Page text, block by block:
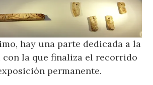
hay una parte dedicada a la
con la que finaliza el recorrido
permanente.